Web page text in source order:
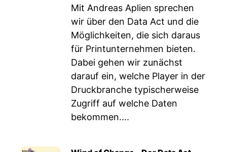
Mit Andreas Aplien sprechen
wir über den Data Act und die
Möglichkeiten, die sich daraus
für Printunternehmen bieten.
Dabei gehen wir zunächst
darauf ein, welche Player in der
Druckbranche typischerweise
Zugriff auf welche Daten
bekommen....